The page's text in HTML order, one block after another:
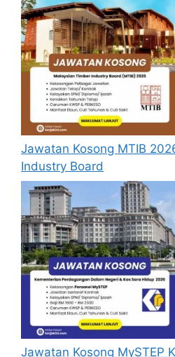
Jawatan Kosong MTIB
Industry Board
Jawatan Kosong MySTEP